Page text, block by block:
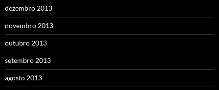
dezembro 2013
novembro 2013
outubro 2013
setembro 2013
agosto 2013